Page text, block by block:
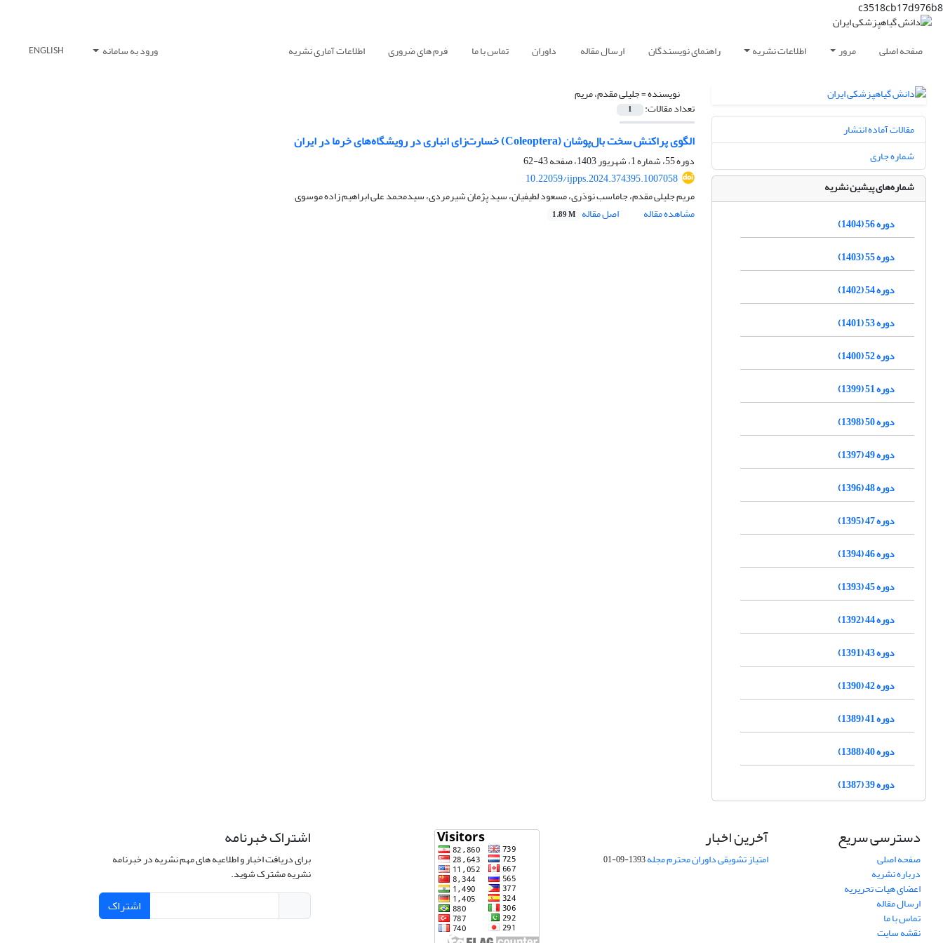
c3518cb17d976b8
صفحه اصلی مرور اطلاعات نشریه راهنمای نویسندگان ارسال مقاله داوران تماس با ما فرم های ضروری اطلاعات آماری نشریه ورود به سامانه ENGLISH
نویسنده =جلیلی مقدم، مریم
تعداد مقالات: 1
الگوی پراکنش سخت بال‌پوشان (Coleoptera) خسارت‌زای انباری در رویشگاه‌های خرما در ایران
دوره 55، شماره 1، شهریور 1403، صفحه
43-62
10.22059/ijpps.2024.374395.1007058
مریم جلیلی مقدم، جاماسب نوذری، مسعود لطیفیان، سید پژمان شیرمردی، سیدمحمد علی ابراهیم زاده موسوی
مشاهده مقاله
اصل مقاله 1.89 M
مقالات آماده انتشار
شماره جاری
شماره‌های پیشین نشریه
دوره 56 (1404)
دوره 55 (1403)
دوره 54 (1402)
دوره 53 (1401)
دوره 52 (1400)
دوره 51 (1399)
دوره 50 (1398)
دوره 49 (1397)
دوره 48 (1396)
دوره 47 (1395)
دوره 46 (1394)
دوره 45 (1393)
دوره 44 (1392)
دوره 43 (1391)
دوره 42 (1390)
دوره 41 (1389)
دوره 40 (1388)
دوره 39 (1387)
دسترسی سریع
صفحه اصلی
درباره نشریه
اعضای هیات تحریریه
ارسال مقاله
تماس با ما
نقشه سایت
آخرین اخبار
امتیاز تشویقی داوران محترم مجله1393-09-01
اشتراک خبرنامه
برای دریافت اخبار و اطلاعیه های مهم نشریه در خبرنامه
نشریه مشترک شوید.
اشتراک